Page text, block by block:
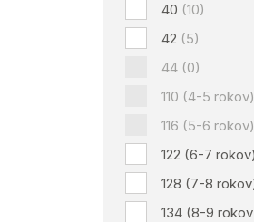
40 (10)
42 (5)
44 (0)
110 (4-5 rokov)
116 (5-6 rokov)
122 (6-7 rokov)
128 (7-8
134 (8-9